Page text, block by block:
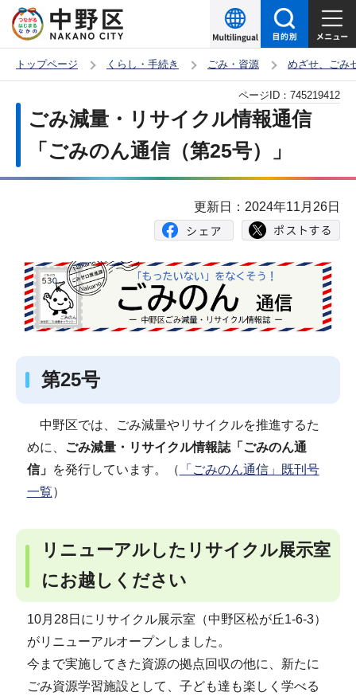
の
ー
トップページ くらし・手続き ごみ・資源 めざせ、ごみ
か
ごみ減量・リサイクル情報通信
「ごみのん通信（第25号）」
ページID： 745219412
更新日：2024年11月26日
第25号
中野区では、ごみ減量やリサイクルを推進するた
めに、
ごみ減量・リサイクル情報誌「ごみのん通
信」 を発行しています。（ 「ごみのん通信」既刊号
一覧）
リニューアルしたリサイクル展示室
にお越しください
10月28日にリサイクル展示室（中野区松が丘1-6-3）
がリニューアルオープンしました。
今まで実施してきた資源の拠点回収の他に、新たに
ごみ資源学習施設として、子ども達も楽しく学べる